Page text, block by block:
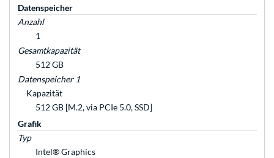
Datenspeicher
Anzahl
1
Gesamtkapazität
512 GB
Datenspeicher 1
Kapazität
512 GB [M.2, via PCIe 5.0, SSD]
Grafik
Typ
Intel® Graphics